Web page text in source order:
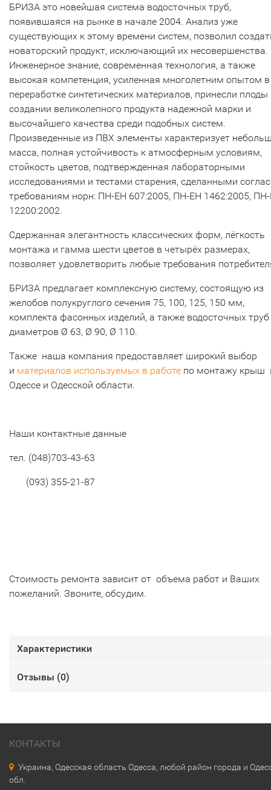
БРИЗА это новейшая система водосточных труб,
появившаяся на рынке в начале 2004. Анализ уже
существующих к этому времени систем, позволил
новаторский продукт, исключающий их несовершенства.
Инженерное знание, современная технология, а также
высокая компетенция, усиленная многолетним опытом в
переработке синтетических материалов, принесли плоды
создании великолепного продукта надежной марки и
высочайшего качества среди подобных систем.
Произведенные из ПВХ элементы характеризует
масса, полная устойчивость к атмосферным условиям,
стойкость цветов, подтвержденная лабораторными
исследованиями и тестами старения, сделанными
требованиям норн: ПН-ЕН 607:2005, ПН-ЕН 1462:2005,
12200:2002.
Сдержанная элегантность классических форм, лёгкость
монтажа и гамма шести цветов в четырёх размерах,
позволяет удовлетворить любые требования
БРИЗА предлагает комплексную систему, состоящую из
желобов полукруглого сечения 75, 100, 125, 150 мм,
комплекта фасонных изделий, а также водосточных труб
диаметров Ø 63, Ø 90, Ø 110.
Также наша компания предоставляет широкий выбор
и материалов используемых в работе по монтажу крыш
Одессе и Одесской области.
Наши контактные данные
тел. (048)703-43-63
(093) 355-21-87
Стоимость ремонта зависит от объема работ и Ваших
пожеланий. Звоните, обсудим.
Характеристики
Отзывы (0)
КОНТАКТЫ
Украина, Одесская область Одесса, любой район города и
обл.